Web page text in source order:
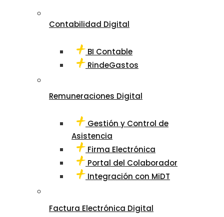
Contabilidad Digital
BI Contable
RindeGastos
Remuneraciones Digital
Gestión y Control de
Asistencia
Firma Electrónica
Portal del Colaborador
Integración con MiDT
Factura Electrónica Digital